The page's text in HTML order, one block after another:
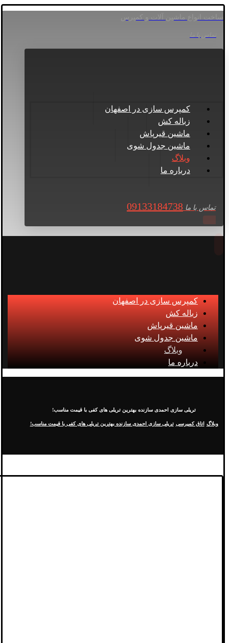
ساخت انواع ماشین آلات و کمپرس
کمپرس سازی در اصفهان
زباله کش
ماشین قیرپاش
ماشین جدول شوی
وبلاگ
درباره ما
تماس با ما 09133184738
کمپرس سازی در اصفهان
زباله کش
ماشین قیرپاش
ماشین جدول شوی
وبلاگ
درباره ما
تریلی سازی احمدی سازنده بهترین تریلی های کفی با قیمت مناسب!
وبلاگ اتاق کمپرسی تریلی سازی احمدی سازنده بهترین تریلی های کفی با قیمت مناسب!